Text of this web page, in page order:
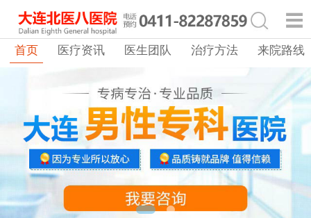
首页 医疗资讯 医生团队 治疗方法 来院路线